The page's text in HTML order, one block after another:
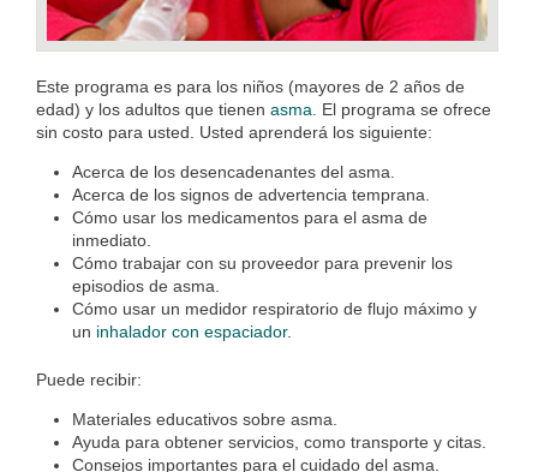
Este programa es para los niños (mayores de 2 años de
edad) y los adultos que tienen asma. El programa se ofrece
sin costo para usted. Usted aprenderá los siguiente:
Acerca de los desencadenantes del asma.
Acerca de los signos de advertencia temprana.
Cómo usar los medicamentos para el asma de
inmediato.
Cómo trabajar con su proveedor para prevenir los
episodios de asma.
Cómo usar un medidor respiratorio de flujo máximo y
un inhalador con espaciador.
Puede recibir:
Materiales educativos sobre asma.
Ayuda para obtener servicios, como transporte y citas.
Consejos importantes para el cuidado del asma.